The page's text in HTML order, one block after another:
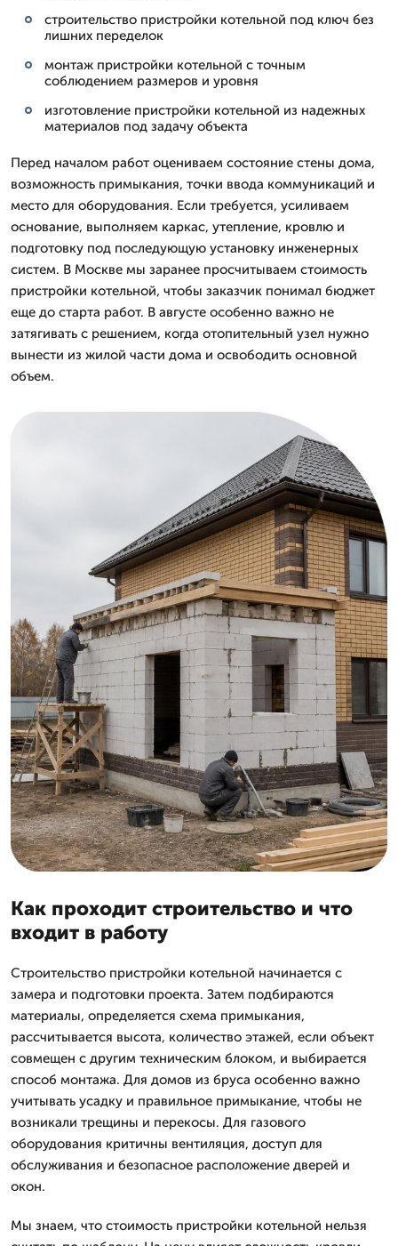
строительство пристройки котельной под ключ без
лишних переделок
монтаж пристройки котельной с точным
соблюдением размеров и уровня
изготовление пристройки котельной из надежных
материалов под задачу объекта
Перед началом работ оцениваем состояние стены дома,
возможность примыкания, точки ввода коммуникаций и
место для оборудования. Если требуется, усиливаем
основание, выполняем каркас, утепление, кровлю и
подготовку под последующую установку инженерных
систем. В Москве мы заранее просчитываем стоимость
пристройки котельной, чтобы заказчик понимал бюджет
еще до старта работ. В августе особенно важно не
затягивать с решением, когда отопительный узел нужно
вынести из жилой части дома и освободить основной
объем.
Как проходит строительство и что
входит в работу
Строительство пристройки котельной начинается с
замера и подготовки проекта. Затем подбираются
материалы, определяется схема примыкания,
рассчитывается высота, количество этажей, если объект
совмещен с другим техническим блоком, и выбирается
способ монтажа. Для домов из бруса особенно важно
учитывать усадку и правильное примыкание, чтобы не
возникали трещины и перекосы. Для газового
оборудования критичны вентиляция, доступ для
обслуживания и безопасное расположение дверей и
окон.
Мы знаем, что стоимость пристройки котельной нельзя